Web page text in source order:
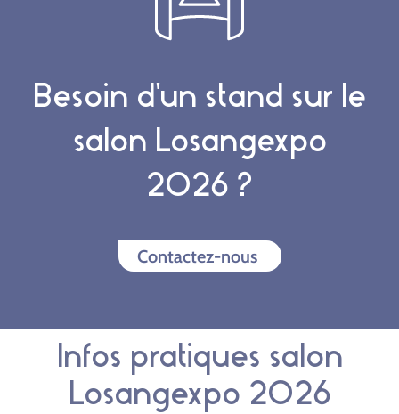
Besoin d'un stand sur le
salon Losangexpo
2026 ?
Contactez-nous
Infos pratiques salon
Losangexpo 2026